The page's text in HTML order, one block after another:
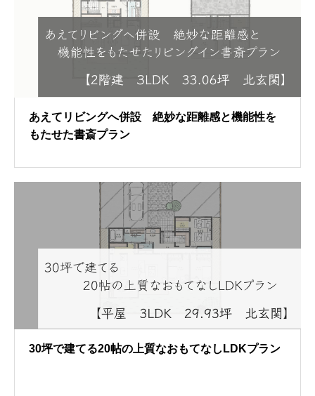
あえてリビングへ併設 絶妙な距離感と機能性を
もたせた書斎プラン
30坪で建てる20帖の上質なおもてなしLDKプラン